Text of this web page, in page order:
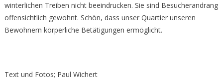
winterlichen Treiben nicht beeindrucken. Sie sind Besucherandrang
offensichtlich gewohnt. Schön, dass unser Quartier unseren
Bewohnern körperliche Betätigungen ermöglicht.
Text und Fotos; Paul Wichert